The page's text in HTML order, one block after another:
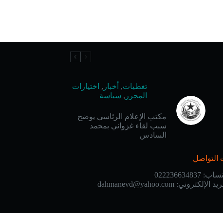
تغطيات, أخبار , اختيارات
المحرر , سياسة
مكتب الإعلام الرئاسي يوضح
سبب لقاء غزواني بمحمد
السادس
التواصل
022236634837
الإلكتروني:dahmanevd@yahoo.com